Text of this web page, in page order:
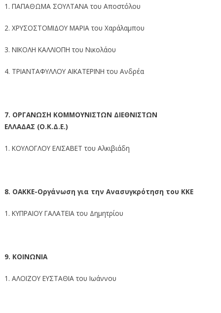
1. ΠΑΠΑΘΩΜΑ ΣΟΥΛΤΑΝΑ του Αποστόλου
2. ΧΡΥΣΟΣΤΟΜΙΔΟΥ ΜΑΡΙΑ του Χαράλαμπου
3. ΝΙΚΟΛΗ ΚΑΛΛΙΟΠΗ του Νικολάου
4. ΤΡΙΑΝΤΑΦΥΛΛΟΥ ΑΙΚΑΤΕΡΙΝΗ του Ανδρέα
7. ΟΡΓΑΝΩΣΗ ΚΟΜΜΟΥΝΙΣΤΩΝ ΔΙΕΘΝΙΣΤΩΝ
ΕΛΛΑΔΑΣ (Ο.Κ.Δ.Ε.)
1. ΚΟΥΛΟΓΛΟΥ ΕΛΙΣΑΒΕΤ του Αλκιβιάδη
8. ΟΑΚΚΕ-Οργάνωση για την Ανασυγκρότηση του ΚΚΕ
1. ΚΥΠΡΑΙΟΥ ΓΑΛΑΤΕΙΑ του Δημητρίου
9. ΚΟΙΝΩΝΙΑ
1. ΑΛΟΪΖΟΥ ΕΥΣΤΑΘΙΑ του Ιωάννου